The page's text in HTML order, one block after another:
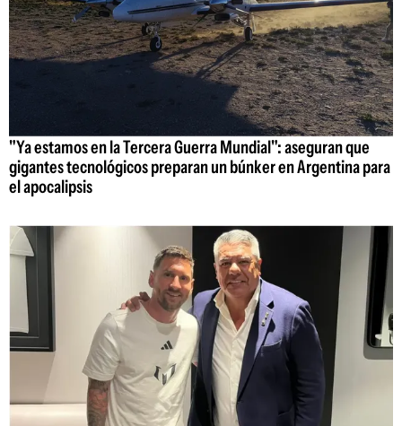
"Ya estamos en la Tercera Guerra Mundial": aseguran que
gigantes tecnológicos preparan un búnker en Argentina para
el apocalipsis